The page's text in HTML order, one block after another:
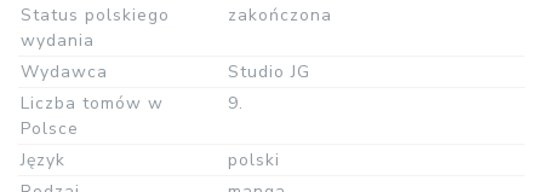
Status polskiego
wydania
zakończona
Wydawca
Studio JG
Liczba tomów w
Polsce
9.
Język
polski